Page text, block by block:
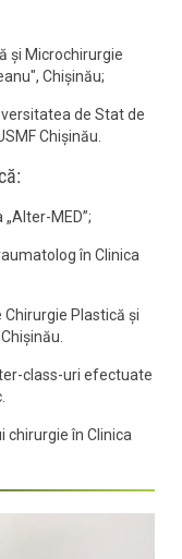
și Microchirurgie
Chișinău;
de Stat de
Chișinău.
MED”;
în Clinica
Plastică și
class-uri efectuate
în Clinica